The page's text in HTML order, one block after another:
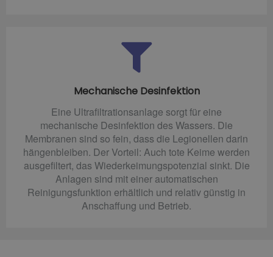
Mechanische Desinfektion
Eine Ultrafiltrationsanlage sorgt für eine
mechanische Desinfektion des Wassers. Die
Membranen sind so fein, dass die Legionellen darin
hängenbleiben. Der Vorteil: Auch tote Keime werden
ausgefiltert, das Wiederkeimungspotenzial sinkt. Die
Anlagen sind mit einer automatischen
Reinigungsfunktion erhältlich und relativ günstig in
Anschaffung und Betrieb.